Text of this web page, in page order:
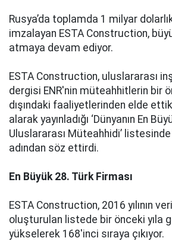
Rusya’da toplamda 1 milyar
imzalayan ESTA Construction,
atmaya devam ediyor.
ESTA Construction, uluslararası
dergisi ENR'nin müteahhitlerin bir
dışındaki faaliyetlerinden elde
alarak yayınladığı ‘Dünyanın En
Uluslararası Müteahhidi’
adından söz ettirdi.
En Büyük 28. Türk Firması
ESTA Construction, 2016 yılının
oluşturulan listede bir önceki yıla
yükselerek 168'inci sıraya çıkıyor.